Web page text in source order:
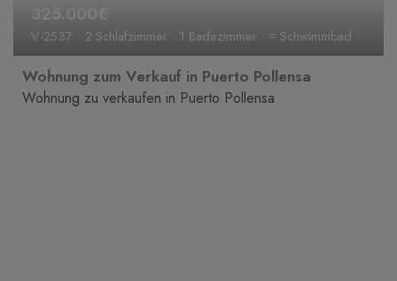
325.000€
V-2537 2 Schlafzimmer 1 Badezimmer ≈ Schwimmbad
Wohnung zum Verkauf in Puerto Pollensa
Wohnung zu verkaufen in Puerto Pollensa